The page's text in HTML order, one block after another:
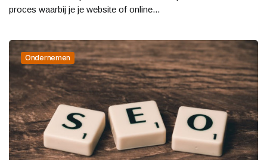
proces waarbij je je website of online...
Ondernemen